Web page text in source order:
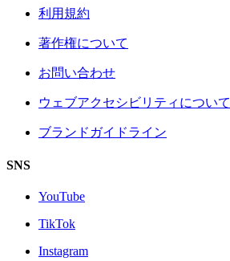
利用規約
著作権について
お問い合わせ
ウェブアクセシビリティについて
ブランドガイドライン
SNS
YouTube
TikTok
Instagram